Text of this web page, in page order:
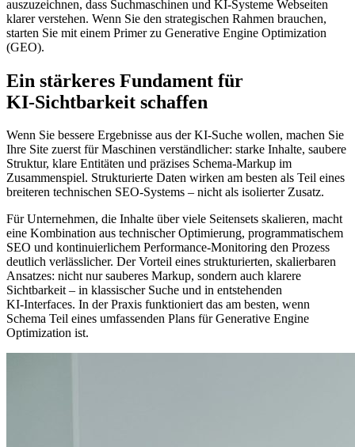
auszuzeichnen, dass Suchmaschinen und KI‑Systeme Webseiten
klarer verstehen. Wenn Sie den strategischen Rahmen brauchen,
starten Sie mit einem Primer zu Generative Engine Optimization
(GEO).
Ein stärkeres Fundament für
KI‑Sichtbarkeit schaffen
Wenn Sie bessere Ergebnisse aus der KI‑Suche wollen, machen Sie
Ihre Site zuerst für Maschinen verständlicher: starke Inhalte, saubere
Struktur, klare Entitäten und präzises Schema‑Markup im
Zusammenspiel. Strukturierte Daten wirken am besten als Teil eines
breiteren technischen SEO‑Systems – nicht als isolierter Zusatz.
Für Unternehmen, die Inhalte über viele Seitensets skalieren, macht
eine Kombination aus technischer Optimierung, programmatischem
SEO und kontinuierlichem Performance‑Monitoring den Prozess
deutlich verlässlicher. Der Vorteil eines strukturierten, skalierbaren
Ansatzes: nicht nur sauberes Markup, sondern auch klarere
Sichtbarkeit – in klassischer Suche und in entstehenden
KI‑Interfaces. In der Praxis funktioniert das am besten, wenn
Schema Teil eines umfassenden Plans für Generative Engine
Optimization ist.